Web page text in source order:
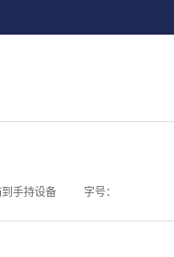
手持设备 字号：